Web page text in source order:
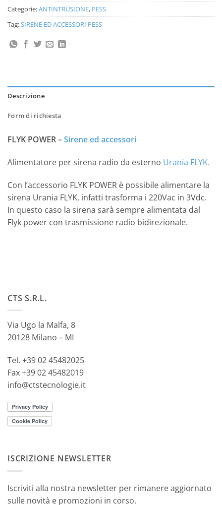
Categorie:ANTINTRUSIONE, PESS
Tag:SIRENE ED ACCESSORI PESS
Descrizione
Form di richiesta
FLYK POWER –Sirene ed accessori
Alimentatore per sirena radio da esterno Urania FLYK.
Con l’accessorio FLYK POWER è possibile alimentare la
sirena Urania FLYK, infatti trasforma i 220Vac in 3Vdc.
In questo caso la sirena sarà sempre alimentata dal
Flyk power con trasmissione radio bidirezionale.
CTS S.R.L.
Via Ugo la Malfa, 8
20128 Milano – MI
Tel. +39 02 45482025
Fax +39 02 45482019
info@ctstecnologie.it
ISCRIZIONE NEWSLETTER
Iscriviti alla nostra newsletter per rimanere aggiornato
sulle novità e promozioni in corso.